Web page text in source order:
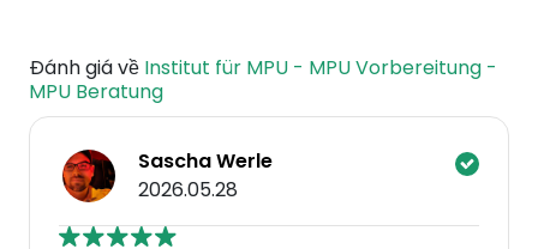
Đánh giá về Institut für MPU - MPU Vorbereitung -
MPU Beratung
Sascha Werle
2026.05.28